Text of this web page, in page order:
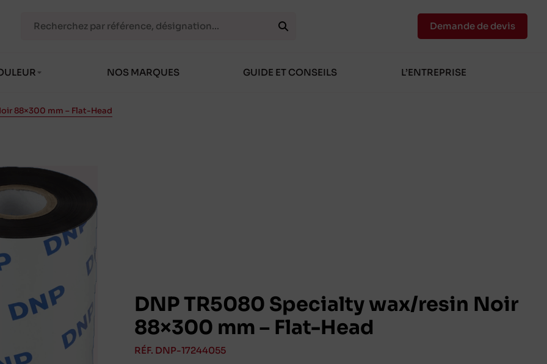
NOS MARQUES GUIDE ET CONSEILS L’ENTREPRISE
Demande de devis
88×300 mm – Flat-Head
DNP TR5080 Specialty wax/resin Noir
88×300 mm – Flat-Head
RÉF. DNP-17244055